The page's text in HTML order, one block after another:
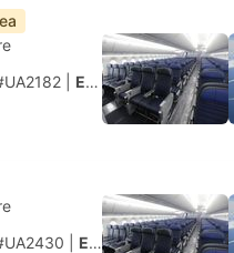
Económica
Económica